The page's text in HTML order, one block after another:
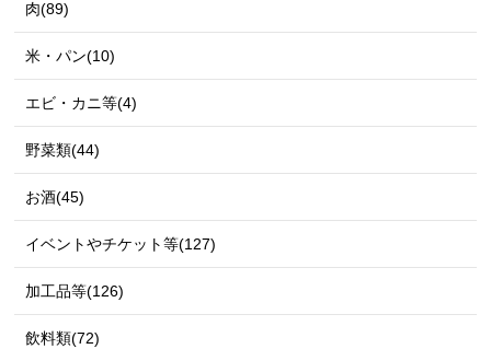
肉(89)
米・パン(10)
エビ・カニ等(4)
野菜類(44)
お酒(45)
イベントやチケット等(127)
加工品等(126)
飲料類(72)